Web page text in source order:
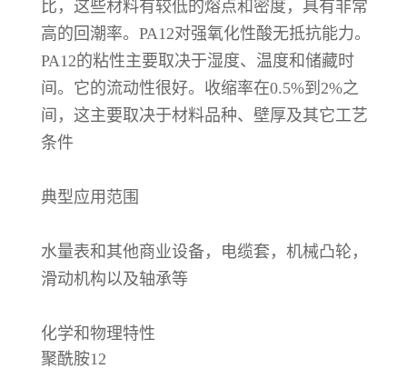
比，这些材料有较低的熔点和密度，具有非常
高的回潮率。PA12对强氧化性酸无抵抗能力。
PA12的粘性主要取决于湿度、温度和储藏时
间。它的流动性很好。收缩率在0.5%到2%之
间，这主要取决于材料品种、壁厚及其它工艺
条件
典型应用范围
水量表和其他商业设备，电缆套，机械凸轮，
滑动机构以及轴承等
化学和物理特性
聚酰胺12